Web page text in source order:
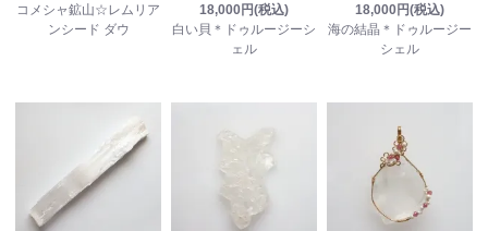
コメシャ鉱山☆レムリア
ンシード ダウ
18,000円(税込)
白い貝＊ドゥルージーシ
ェル
18,000円(税込)
海の結晶＊ドゥルージー
シェル